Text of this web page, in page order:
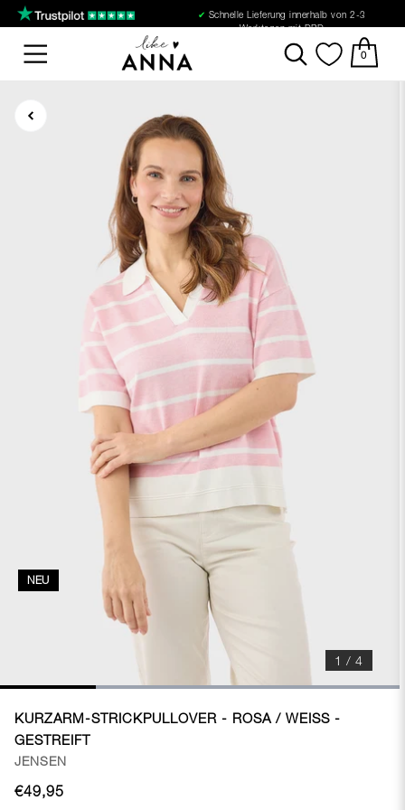
✔ Schnelle Lieferung innerhalb von 2-3
Werktagen mit DPD
0
1 / 4
KURZARM-STRICKPULLOVER - ROSA / WEISS - G
ESTREIFT
JENSEN
€49,95
NEU